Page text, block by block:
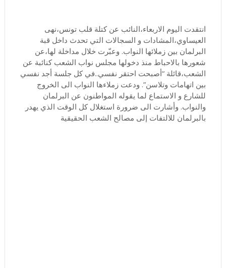
انتقدت اليوم الاربعاء،النائب عن كتلة قلب تونس،نهى
العيساوي،المشادات و السجالات التي تحدث داخل قبة
البرلمان بين زملائها النواب. وعبّرت خلال مداخلة لها،عن
شعورها بالاحباط منذ دخولها مجلس نواب الشعب كنائبة عن
الشعب،قائلة “أصبحت احتقر نفسي..في كل جلسة أجد نفسي
بين اتهامات وتلاسن”. ودعت زملاءها النواب الى الخروج
للشارع و الاستماع لما يقوله المواطنون عن البرلمان
والنواب. وأشارت الى ضرورة استغلال كل الوقت الذي يهدر
بالبرلمان للالتفات إلى مصالح الشعب الحقيقية